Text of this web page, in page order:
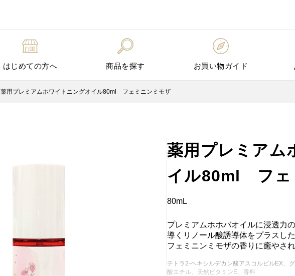
はじめての方へ 商品を探す お買い物ガイド
薬用プレミアムホワイトニングオイル80ml フェミニンミモザ
薬用プレミアム
イル80ml フェ
80mL
プレミアムホホバオイルに浸透力
導くリノール酸誘導体をプラスし
フェミニンミモザの香りに癒やされ
テトラ2-ヘキシルデカン酸アスコルビルEX、
酸エチル、天然ビタミンE、香料